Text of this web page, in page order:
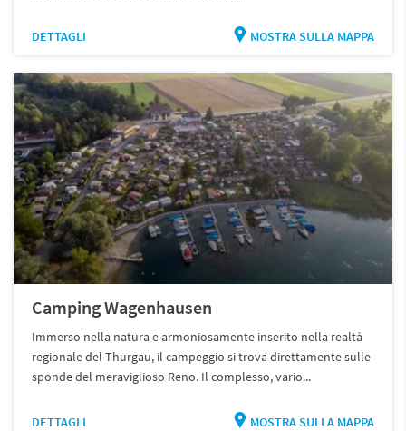
DETTAGLI MOSTRA SULLA MAPPA
Camping Wagenhausen
Immerso nella natura e armoniosamente inserito nella realtà
regionale del Thurgau, il campeggio si trova direttamente sulle
sponde del meraviglioso Reno. Il complesso, vario...
DETTAGLI MOSTRA SULLA MAPPA